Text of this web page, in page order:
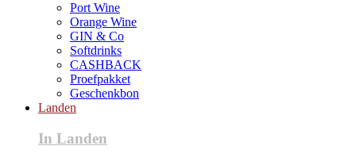
Port Wine
Orange Wine
GIN & Co
Softdrinks
CASHBACK
Proefpakket
Geschenkbon
Landen
In Landen